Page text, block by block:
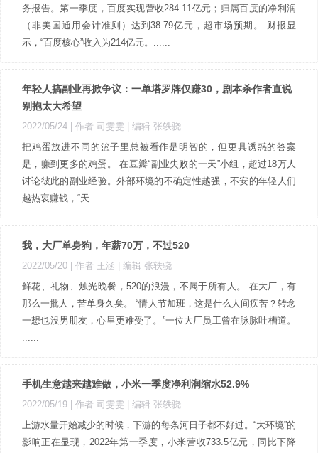
务报告。第一季度，百度实现营收284.11亿元；归属百度的净利润
（非美国通用会计准则）达到38.79亿元，超市场预期。 财报显
示，“百度核心”收入为214亿元。......
年轻人搞副业再掀争议：一单塔罗牌仅赚30，剧本杀作者直说
别抱太大希望
2022/05/24 | 作者 司雯雯
| 编辑 张轶骁
把鸡蛋放进不同的篮子里总被看作是明智的，但更具诱惑的答案
是，赚到更多的鸡蛋。 在豆瓣“副业失败的一天”小组，超过18万人
讨论彼此的副业经验。外部环境的不确定性越强，不安的年轻人们
越热衷赚钱，“天......
我，大厂单身狗，年薪70万，不过520
2022/05/20 | 作者 王涵
| 编辑 张轶骁
鲜花、礼物、烛光晚餐，520的浪漫，不属于所有人。 在大厂，有
那么一批人，苦单身久矣。 “情人节加班，这是什么人间疾苦？转念
一想也没男朋友，心里更难受了。”一位大厂员工曾在脉脉吐槽道。
......
手机生意越来越难做，小米一季度净利润缩水52.9%
2022/05/19 | 作者 司雯雯
| 编辑 张轶骁
上游水量开始减少的时候，下游的每条河日子都不好过。“大环境”的
影响正在显现，2022年第一季度，小米营收733.5亿元，同比下降